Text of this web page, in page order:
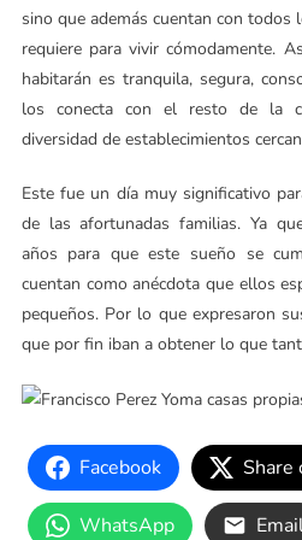
sino que además cuentan con todos
requiere para vivir cómodamente.
habitarán es tranquila, segura,
los conecta con el resto de la
diversidad de establecimientos
Este fue un día muy significativo
de las afortunadas familias. Ya
años para que este sueño se
cuentan como anécdota que ellos
pequeños. Por lo que expresaron
que por fin iban a obtener lo que
Facebook Share
WhatsApp